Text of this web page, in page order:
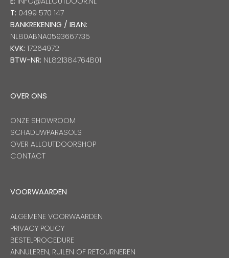
T: 0499 570 147
BANKREKENING / IBAN:
NL80ABNA0593667735
KVK: 17264972
BTW-NR: NL821384764B01
OVER ONS
ONZE SHOWROOM
SCHADUWPARASOLS
OVER ALLOUTDOORSHOP
CONTACT
VOORWAARDEN
ALGEMENE VOORWAARDEN
PRIVACY POLICY
BESTELPROCEDURE
ANNULEREN, RUILEN OF RETOURNEREN